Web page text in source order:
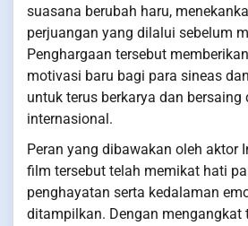
suasana berubah haru,
perjuangan yang dilalui sebelum
Penghargaan tersebut
motivasi baru bagi para sineas
untuk terus berkarya dan bersaing
internasional.
Peran yang dibawakan oleh aktor
film tersebut telah memikat hati
penghayatan serta kedalaman
ditampilkan. Dengan mengangkat